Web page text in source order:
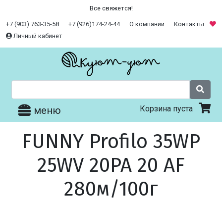
Все свяжется!
+7 (903) 763-35-58 +7 (926)174-24-44 О компании
Контакты
Личный кабинет
меню Корзина пуста
FUNNY Profilo 35WP
25WV 20PA 20 AF
280м/100г